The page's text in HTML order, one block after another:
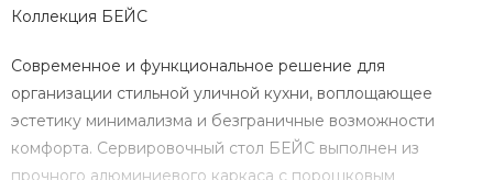
Коллекция БЕЙС
Современное и функциональное решение для
организации стильной уличной кухни, воплощающее
эстетику минимализма и безграничные возможности
комфорта. Сервировочный стол БЕЙС выполнен из
прочного алюминиевого каркаса с порошковым